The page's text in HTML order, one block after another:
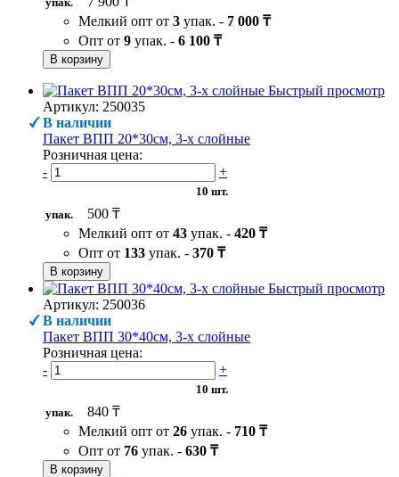
Мелкий опт от 3 упак. - 7 000 ₸
Опт от 9 упак. - 6 100 ₸
В корзину
Быстрый просмотр
Артикул: 250035
В наличии
Пакет ВПП 20*30см, 3-х слойные
Розничная цена:
-
+
10 шт.
упак.
500 ₸
Мелкий опт от 43 упак. - 420 ₸
Опт от 133 упак. - 370 ₸
В корзину
Быстрый просмотр
Артикул: 250036
В наличии
Пакет ВПП 30*40см, 3-х слойные
Розничная цена:
-
+
10 шт.
упак.
840 ₸
Мелкий опт от 26 упак. - 710 ₸
Опт от 76 упак. - 630 ₸
В корзину